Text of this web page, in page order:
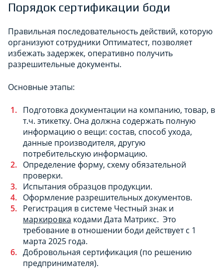
Порядок сертификации боди
Правильная последовательность действий, которую
организуют сотрудники Оптиматест, позволяет
избежать задержек, оперативно получить
разрешительные документы.
Основные этапы:
Подготовка документации на компанию, товар, в
т.ч. этикетку. Она должна содержать полную
информацию о вещи: состав, способ ухода,
данные производителя, другую
потребительскую информацию.
Определение форму, схему обязательной
проверки.
Испытания образцов продукции.
Оформление разрешительных документов.
Регистрация в системе Честный знак и
маркировка кодами Дата Матрикс. Это
требование в отношении боди действует с 1
марта 2025 года.
Добровольная сертификация (по решению
предпринимателя).